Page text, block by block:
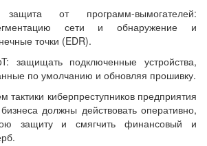
от программ-вымогателей:
сети и обнаружение и
точки (EDR).
защищать подключенные устройства,
по умолчанию и обновляя прошивку.
тактики киберпреступников предприятия
должны действовать оперативно,
защиту и смягчить финансовый и